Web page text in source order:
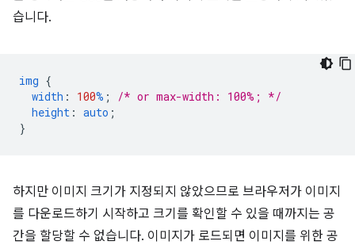
습니다.
img {
width : 100% ;
/* or max-width: 100%; */
height : auto ;
}
하지만 이미지 크기가 지정되지 않았으므로 브라우저가 이미지
를 다운로드하기 시작하고 크기를 확인할 수 있을 때까지는 공
간을 할당할 수 없습니다. 이미지가 로드되면 이미지를 위한 공